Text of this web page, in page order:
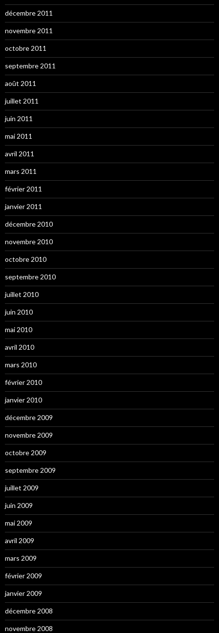
décembre 2011
novembre 2011
octobre 2011
septembre 2011
août 2011
juillet 2011
juin 2011
mai 2011
avril 2011
mars 2011
février 2011
janvier 2011
décembre 2010
novembre 2010
octobre 2010
septembre 2010
juillet 2010
juin 2010
mai 2010
avril 2010
mars 2010
février 2010
janvier 2010
décembre 2009
novembre 2009
octobre 2009
septembre 2009
juillet 2009
juin 2009
mai 2009
avril 2009
mars 2009
février 2009
janvier 2009
décembre 2008
novembre 2008